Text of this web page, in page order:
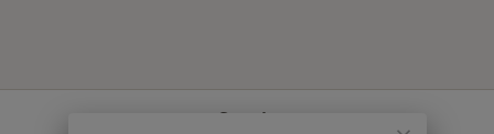
Serwis